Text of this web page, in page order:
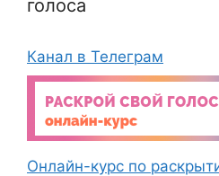
голоса
Канал в Телеграм
Онлайн-курс по